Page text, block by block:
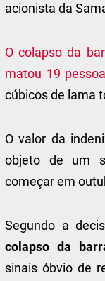
acionista da
O colapso da
matou 19
cúbicos de lama
O valor da
objeto de um
começar em
Segundo a
colapso da
sinais óbvio de